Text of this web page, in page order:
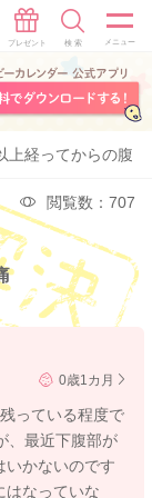
上経ってからの腹痛
閲覧数：707
0歳1カ月
っている程度で
、最近下腹部が
いかないのです
はなっていな